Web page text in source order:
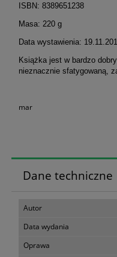
ISBN: 8389651238
Masa: 220 g
Data wystawienia:
Książka jest w bardzo
nieznacznie sfatygowaną,
mar
Dane techniczne
Autor
Data wydania
Oprawa